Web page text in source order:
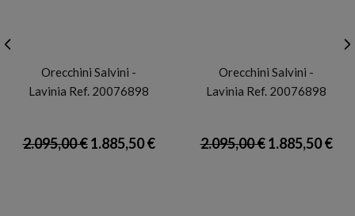
Orecchini Salvini -
Lavinia Ref. 20076898
2.095,00 €1.885,50 €
Orecchini Salvini -
Lavinia Ref. 20076898
2.095,00 €1.885,50 €